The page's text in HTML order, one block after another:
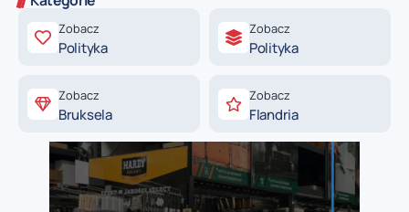
Zobacz
Polityka
Zobacz
Polityka
Zobacz
Bruksela
Zobacz
Flandria